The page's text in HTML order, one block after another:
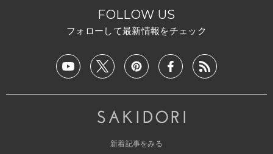
FOLLOW US
フォローして最新情報をチェック
新着記事をみる